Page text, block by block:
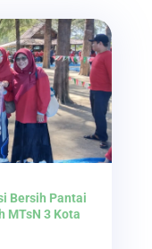
Bersih Pantai
MTsN 3 Kota